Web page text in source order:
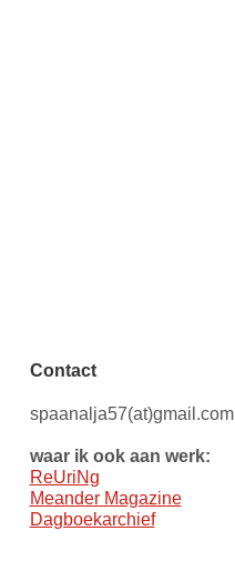
Contact
spaanalja57(at)gmail.com
waar ik ook aan werk:
ReUriNg
Meander Magazine
Dagboekarchief